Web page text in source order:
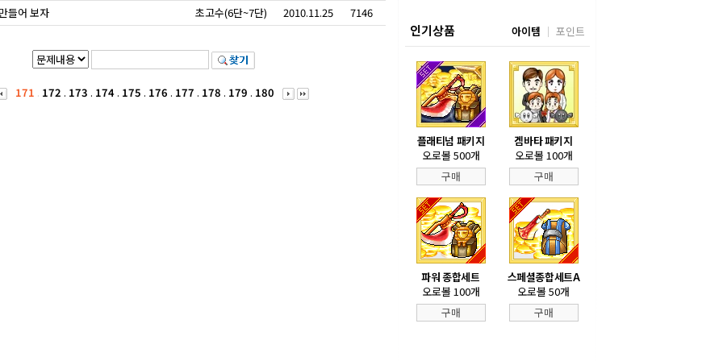
들어 보자 초고수(6단~7단) 2010.11.25 7146
171 . 172 . 173 . 174 . 175 . 176 . 177 . 178 . 179 . 180
인기상품 아이템 포인트
플래티넘 패키지
오로볼 500개
구매
겜바타 패키지
오로볼 100개
구매
파워 종합세트
오로볼 100개
구매
스페셜종합세트A
오로볼 50개
구매